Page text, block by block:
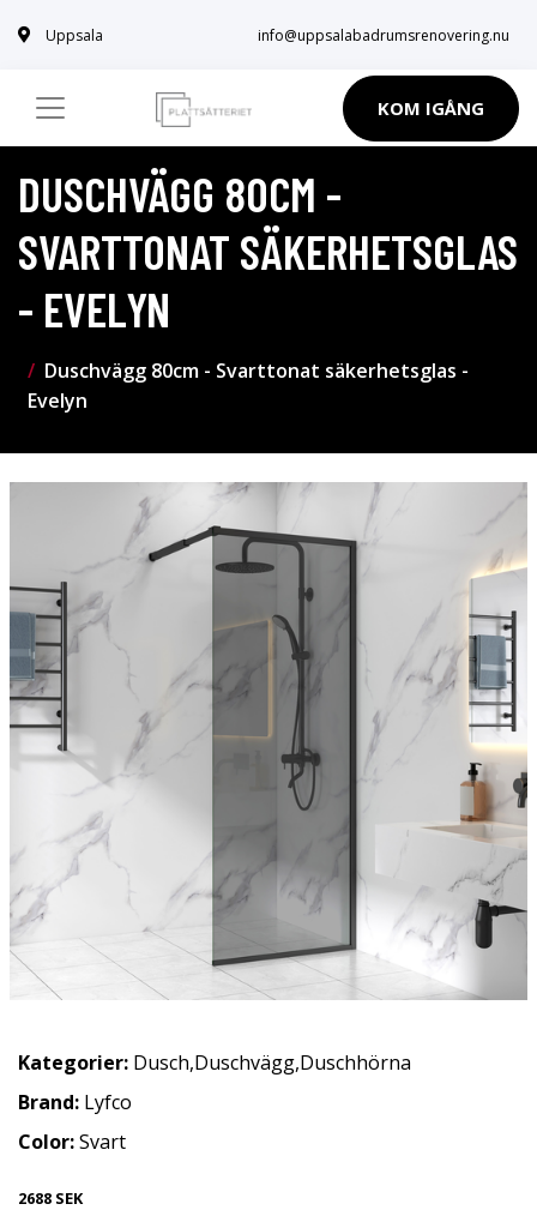
Uppsala info@uppsalabadrumsrenovering.nu
KOM IGÅNG
DUSCHVÄGG 80CM -
SVARTTONAT SÄKERHETSGLAS
- EVELYN
Duschvägg 80cm - Svarttonat säkerhetsglas -
Evelyn
Kategorier: Dusch,Duschvägg,Duschhörna
Brand: Lyfco
Color:Svart
2688 SEK